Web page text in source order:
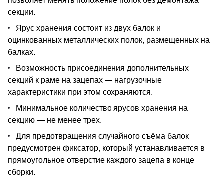
секции.
Ярус хранения состоит из двух балок и
оцинкованных металлических полок, размещенных на
балках.
Возможность присоединения дополнительных
секций к раме на зацепах — нагрузочные
характеристики при этом сохраняются.
Минимальное количество ярусов хранения на
секцию — не менее трех.
Для предотвращения случайного съёма балок
предусмотрен фиксатор, который устанавливается в
прямоугольное отверстие каждого зацепа в конце
сборки.